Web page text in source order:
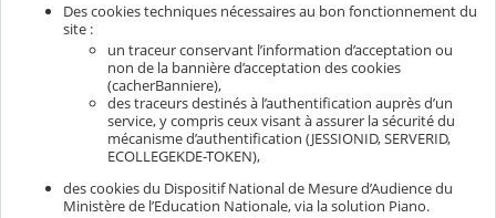
Des cookies techniques nécessaires au bon fonctionnement du
site :
un traceur conservant l’information d’acceptation ou
non de la bannière d’acceptation des cookies
(cacherBanniere),
des traceurs destinés à l’authentification auprès d’un
service, y compris ceux visant à assurer la sécurité du
mécanisme d’authentification (JESSIONID, SERVERID,
ECOLLEGEKDE-TOKEN),
des cookies du Dispositif National de Mesure d’Audience du
Ministère de l’Education Nationale, via la solution Piano.